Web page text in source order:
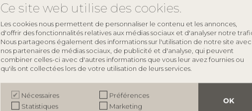
Ce site web utilise des cookies.
Les cookies nous permettent de personnaliser le contenu et les annonces,
d'offrir des fonctionnalités relatives aux médias sociaux et d'analyser notre
Nous partageons également des informations sur l'utilisation de notre site avec
nos partenaires de médias sociaux, de publicité et d'analyse, qui peuvent
combiner celles-ci avec d'autres informations que vous leur avez fournies ou
qu'ils ont collectées lors de votre utilisation de leurs services.
OK
Nécessaires
Préférences
Statistiques
Marketing
keyboard_arrow_down